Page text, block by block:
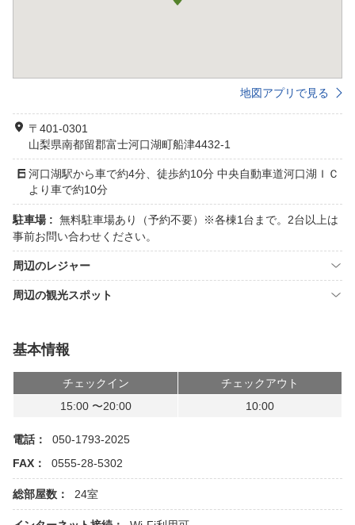
地図アプリで見る
〒401-0301
山梨県南都留郡富士河口湖町船津4432-1
河口湖駅から車で約4分、徒歩約10分 中央自動車道河口湖ＩＣ
より車で約10分
駐車場 : 無料駐車場あり（予約不要）※各棟1台まで。2台以上は
事前お問い合わせください。
周辺のレジャー
周辺の観光スポット
基本情報
チェックイン
チェックアウト
15:00 〜20:00
10:00
電話：
050-1793-2025
FAX：
0555-28-5302
総部屋数： 24室